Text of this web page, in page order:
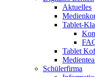
Aktuelles
Tablet-
Tablet
Schülerfirma